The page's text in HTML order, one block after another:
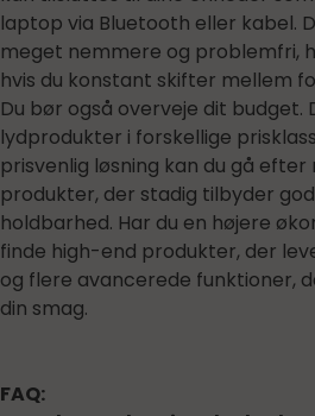
laptop via Bluetooth eller kabel.
meget nemmere og problemfri,
hvis du konstant skifter mellem
Du bør også overveje dit budget.
lydprodukter i forskellige
prisvenlig løsning kan du gå
produkter, der stadig tilbyder
holdbarhed. Har du en højere
finde high-end produkter, der
og flere avancerede funktioner,
din smag.
FAQ: